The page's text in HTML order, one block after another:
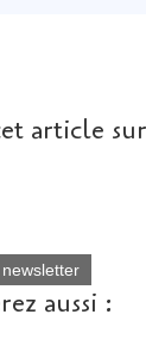
article
aussi :